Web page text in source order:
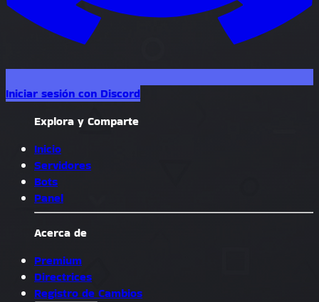
Iniciar sesión con Discord
Explora y Comparte
Inicio
Servidores
Bots
Panel
Acerca de
Premium
Directrices
Registro de Cambios